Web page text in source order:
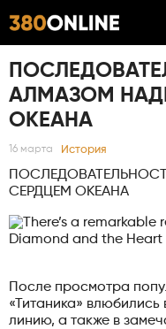
АЛМАЗОМ
ОКЕАНА
16 марта История
СЕРДЦЕМ ОКЕАНА
После просмотра
«Титаника»
линию, а также в